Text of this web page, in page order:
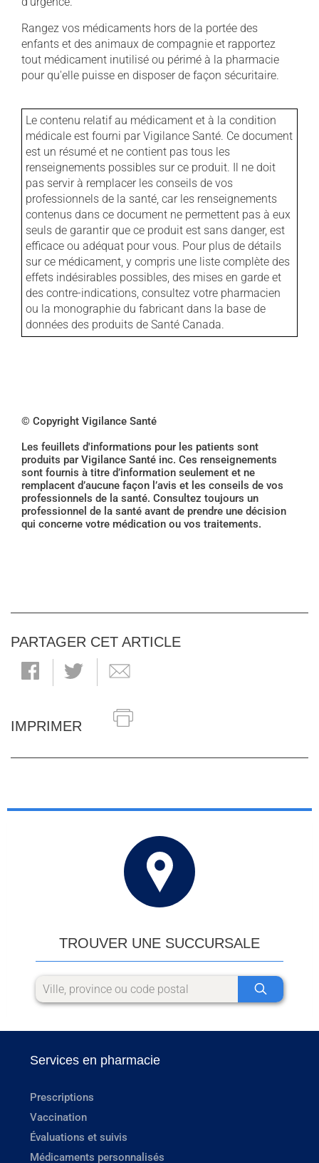
Rangez vos médicaments hors de la portée des
enfants et des animaux de compagnie et rapportez
tout médicament inutilisé ou périmé à la pharmacie
pour qu'elle puisse en disposer de façon sécuritaire.
Le contenu relatif au médicament et à la condition
médicale est fourni par Vigilance Santé. Ce document
est un résumé et ne contient pas tous les
renseignements possibles sur ce produit. Il ne doit
pas servir à remplacer les conseils de vos
professionnels de la santé, car les renseignements
contenus dans ce document ne permettent pas à eux
seuls de garantir que ce produit est sans danger, est
efficace ou adéquat pour vous. Pour plus de détails
sur ce médicament, y compris une liste complète des
effets indésirables possibles, des mises en garde et
des contre-indications, consultez votre pharmacien
ou la monographie du fabricant dans la base de
données des produits de Santé Canada.
© Copyright Vigilance Santé
Les feuillets d'informations pour les patients sont
produits par Vigilance Santé inc. Ces renseignements
sont fournis à titre d’information seulement et ne
remplacent d’aucune façon l’avis et les conseils de vos
professionnels de la santé. Consultez toujours un
professionnel de la santé avant de prendre une décision
qui concerne votre médication ou vos traitements.
PARTAGER CET ARTICLE
IMPRIMER
TROUVER UNE SUCCURSALE
Services en pharmacie
Prescriptions
Vaccination
Évaluations et suivis
Médicaments personnalisés